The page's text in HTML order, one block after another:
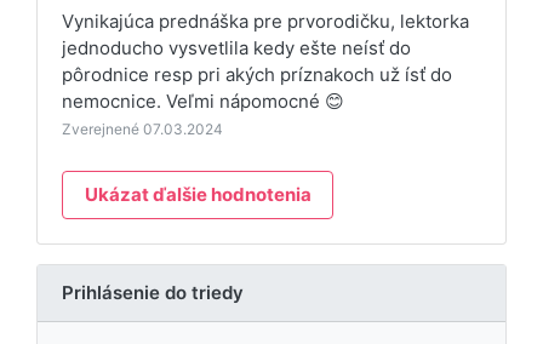
Vynikajúca prednáška pre prvorodičku, lektorka
jednoducho vysvetlila kedy ešte neísť do
pôrodnice resp pri akých príznakoch už ísť do
nemocnice. Veľmi nápomocné 😊
Zverejnené 07.03.2024
Ukázat ďalšie hodnotenia
Prihlásenie do triedy